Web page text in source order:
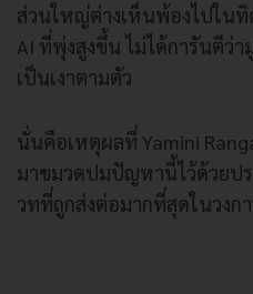
ส่วนใหญ่ต่างเห็นพ้องไปในทิ
AI ที่พุ่งสูงขึ้น ไม่ได้การันตีว่
เป็นเงาตามตัว
นั่นคือเหตุผลที่ Yamini
มาขมวดปมปัญหานี้ไว้ด้วยป
วทที่ถูกส่งต่อมากที่สุดในวงก